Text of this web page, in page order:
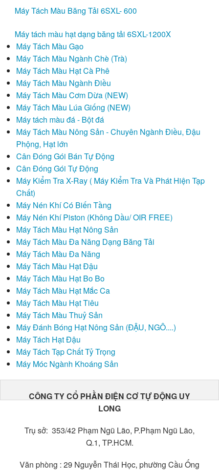
Máy Tách Màu Băng Tải 6SXL- 600
Máy tách màu hạt dạng băng tải 6SXL-1200X
Máy Tách Màu Gạo
Máy Tách Màu Ngành Chè (Trà)
Máy Tách Màu Hạt Cà Phê
Máy Tách Màu Ngành Điều
Máy Tách Màu Cơm Dừa (NEW)
Máy Tách Màu Lúa Giống (NEW)
Máy tách màu đá - Bột đá
Máy Tách Màu Nông Sản - Chuyên Ngành Điều, Đậu
Phộng, Hạt lớn
Cân Đóng Gói Bán Tự Động
Cân Đóng Gói Tự Động
Máy Kiểm Tra X-Ray ( Máy Kiểm Tra Và Phát Hiện Tạp
Chất)
Máy Nén Khí Có Biến Tầng
Máy Nén Khí Piston (Không Dầu/ OIR FREE)
Máy Tách Màu Hạt Nông Sản
Máy Tách Màu Đa Năng Dạng Băng Tải
Máy Tách Màu Đa Năng
Máy Tách Màu Hạt Đậu
Máy Tách Màu Hạt Bo Bo
Máy Tách Màu Hạt Mắc Ca
Máy Tách Màu Hạt Tiêu
Máy Tách Màu Thuỷ Sản
Máy Đánh Bóng Hạt Nông Sản (ĐẬU, NGÔ....)
Máy Tách Hạt Đậu
Máy Tách Tạp Chất Tỷ Trọng
Máy Móc Ngành Khoáng Sản
CÔNG TY CỔ PHẦN ĐIỆN CƠ TỰ ĐỘNG UY
LONG
Trụ sở: 353/42 Phạm Ngũ Lão, P.Phạm Ngũ Lão,
Q.1, TP.HCM.
Văn phòng : 29 Nguyễn Thái Học, phường Cầu Ống